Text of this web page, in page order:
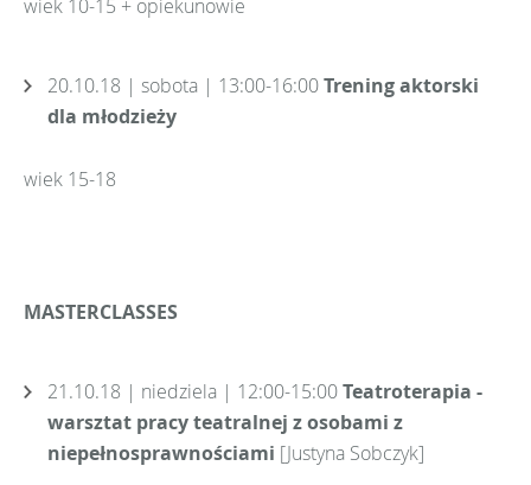
wiek 10-15 + opiekunowie
20.10.18 | sobota | 13:00-16:00Trening aktorski
dla młodzieży
wiek 15-18
MASTERCLASSES
21.10.18 | niedziela | 12:00-15:00Teatroterapia -
warsztat pracy teatralnej z osobami z
niepełnosprawnościami [Justyna Sobczyk]